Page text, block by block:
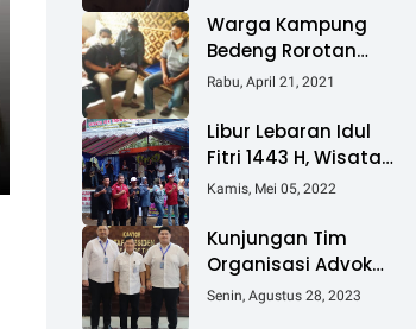
Nyaris Putus
Warga Kampung
Bedeng Rorotan
Jakarta Utara,
Pembebasan Lahan
Tol Cibitung -
Cilincing
Rabu, April 21, 2021
Libur Lebaran Idul
Fitri 1443 H, Wisata
Air Tambak Asmara
Ribuan Pengunjung
Kamis, Mei 05, 2022
Kunjungan Tim
Organisasi Advokat
(OA) Peradi Utama
Senin, Agustus 28, 2023